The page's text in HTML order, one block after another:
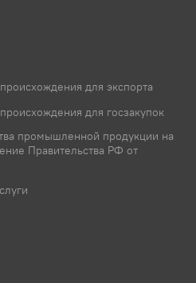
для экспорта
для госзакупок
промышленной продукции на
Правительства РФ от